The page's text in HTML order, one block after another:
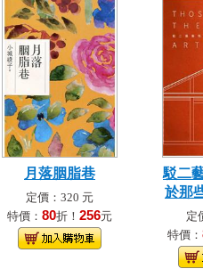
月落胭脂巷
定價：320 元
特價： 80折！ 256元
駁二
於那
定
特價：